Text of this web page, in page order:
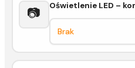
📷 Oświetlenie LED –